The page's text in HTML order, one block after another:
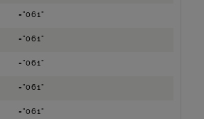
="061"
="061"
="061"
="061"
="061"